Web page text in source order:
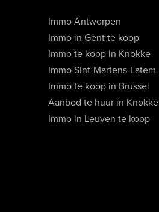
Immo Antwerpen
Immo in Gent te koop
Immo te koop in Knokke
Immo Sint-Martens-Latem
Immo te koop in Brussel
Aanbod te huur in Knokke
Immo in Leuven te koop